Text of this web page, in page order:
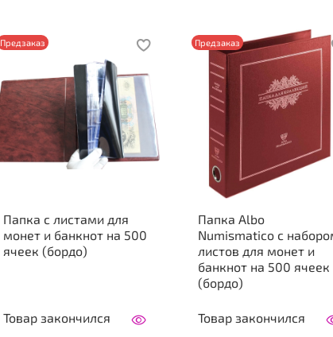
Предзаказ
Папка с листами для
монет и банкнот на 500
ячеек (бордо)
Товар закончился
Предзаказ
Папка Аlbo
Numismatico с набором
листов для монет и
банкнот на 500 ячеек
(бордо)
Товар закончился